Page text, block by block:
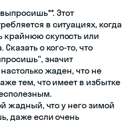
Этот
в ситуациях, когда
крайнюю скупость или
о кого-то, что
значит
жаден, что не
тем, что имеет в избытке
жадный, что у него зимой
даже если очень